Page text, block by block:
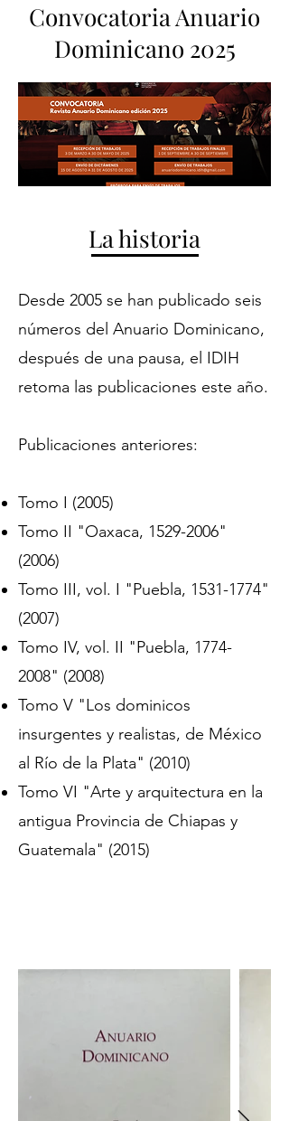
Convocatoria Anuario
Dominicano 2025
La historia
Desde 2005 se han publicado seis
números del Anuario Dominicano,
después de una pausa, el IDIH
retoma las publicaciones este año.
Publicaciones anteriores:
Tomo I (2005)
Tomo II "Oaxaca, 1529-2006"
(2006)
Tomo III, vol. I "Puebla, 1531-1774"
(2007)
Tomo IV, vol. II "Puebla, 1774-
2008" (2008)
Tomo V "Los dominicos
insurgentes y realistas, de México
al Río de la Plata" (2010)
Tomo VI "Arte y arquitectura en la
antigua Provincia de Chiapas y
Guatemala" (2015)